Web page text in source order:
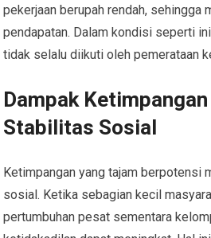
pekerjaan berupah rendah, sehingga
pendapatan. Dalam kondisi seperti
tidak selalu diikuti oleh pemerataan
Dampak
Stabilitas Sosial
Ketimpangan yang tajam berpotensi
sosial. Ketika sebagian kecil
pertumbuhan pesat sementara